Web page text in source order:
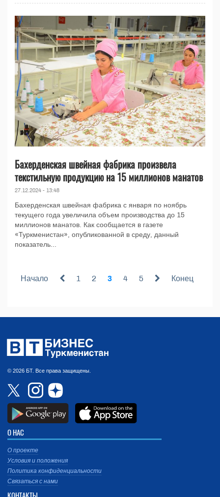
Бахерденская швейная фабрика произвела
текстильную продукцию на 15 миллионов манатов
27.12.2024 - 13:48
Бахерденская швейная фабрика с января по ноябрь
текущего года увеличила объем производства до 15
миллионов манатов. Как сообщается в газете
«Туркменистан», опубликованной в среду, данный
показатель...
Начало 1 2 3 4 5 Конец
© 2026 БТ. Все права защищены.
О НАС
О проекте
Условия и положения
Политика конфиденциальности
Связаться с нами